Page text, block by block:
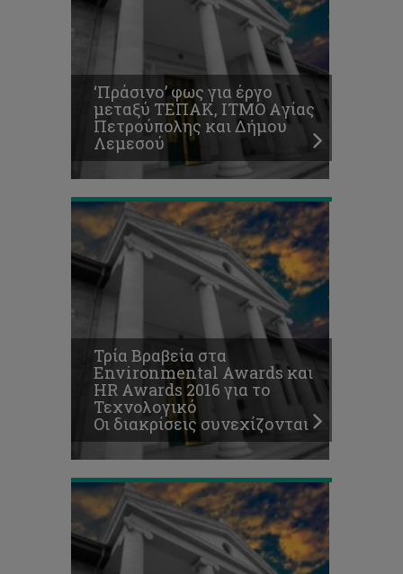
‘Πράσινο’ φως για έργο
μεταξύ ΤΕΠΑΚ, ΙΤΜΟ Aγίας
Πετρούπολης και Δήμου
Λεμεσού
και
Awards
2016
για
το
Τεχνολογικό
Οι
διακρίσεις
συνεχίζονται
Τρία Βραβεία στα
Environmental Awards και
HR Awards 2016 για το
Τεχνολογικό
Οι διακρίσεις συνεχίζονται
Εδώ
φοιτούμε.
Τεχνολογικό
Πανεπιστήμιο
Κύπρου,
το
Πανεπιστήμιο
της
καρδιάς
μας!